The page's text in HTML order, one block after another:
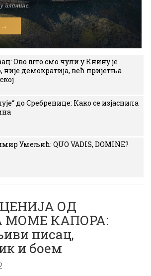
Ово што смо чули у Книну је
није демократија, већ пријетња
до Сребренице: Како се изјаснила
Умељић: QUO VADIS, DOMINE?
ОД
МОМЕ КАПОРА:
писац,
и боем